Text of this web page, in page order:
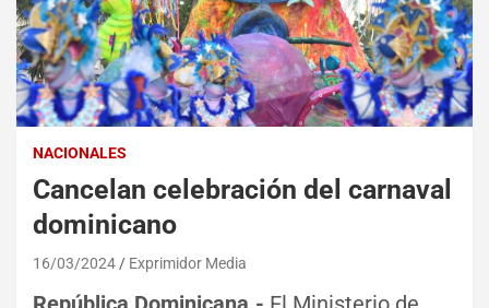
NACIONALES
Cancelan celebración del carnaval
dominicano
16/03/2024 Exprimidor Media